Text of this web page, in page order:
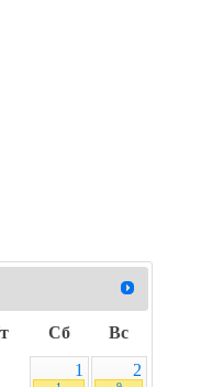
Сб Вс
1 2